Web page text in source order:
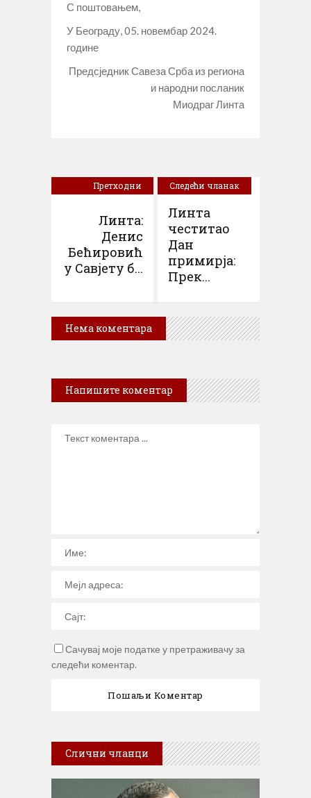
С поштовањем,
У Београду, 05. новембар 2024.
године
Предсједник Савеза Срба из региона
и народни посланик
Миодраг Линта
Претходни
Линта:
Денис
Бећировић
у Савјету б...
Следећи чланак
Линта
честитао
Дан
примирја:
Прек...
Нема коментара
Напишите коментар
Сачувај моје податке у претраживачу за
следећи коментар.
Слични чланци